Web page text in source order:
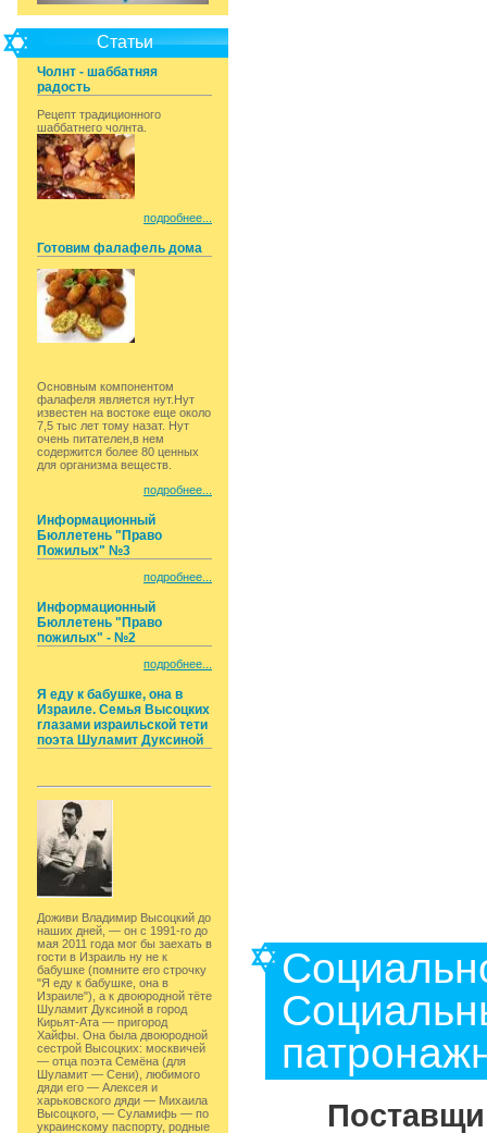
Статьи
Чолнт - шаббатняя
радость
Рецепт традиционного
шаббатнего чолнта.
подробнее...
Готовим фалафель дома
Основным компонентом
фалафеля является нут.Нут
известен на востоке еще около
7,5 тыс лет тому назат. Нут
очень питателен,в нем
содержится более 80 ценных
для организма веществ.
подробнее...
Информационный
Бюллетень "Право
Пожилых" №3
подробнее...
Информационный
Бюллетень "Право
пожилых" - №2
подробнее...
Я еду к бабушке, она в
Израиле. Семья Высоцких
глазами израильской тети
поэта Шуламит Дуксиной
Доживи Владимир Высоцкий до
наших дней, — он с 1991-го до
мая 2011 года мог бы заехать в
гости в Израиль ну не к
бабушке (помните его строчку
"Я еду к бабушке, она в
Израиле"), а к двоюродной тёте
Шуламит Дуксиной в город
Кирьят-Ата — пригород
Хайфы. Она была двоюродной
сестрой Высоцких: москвичей
— отца поэта Семёна (для
Шуламит — Сени), любимого
дяди его — Алексея и
харьковского дяди — Михаила
Высоцкого, — Суламифь — по
украинскому паспорту, родные